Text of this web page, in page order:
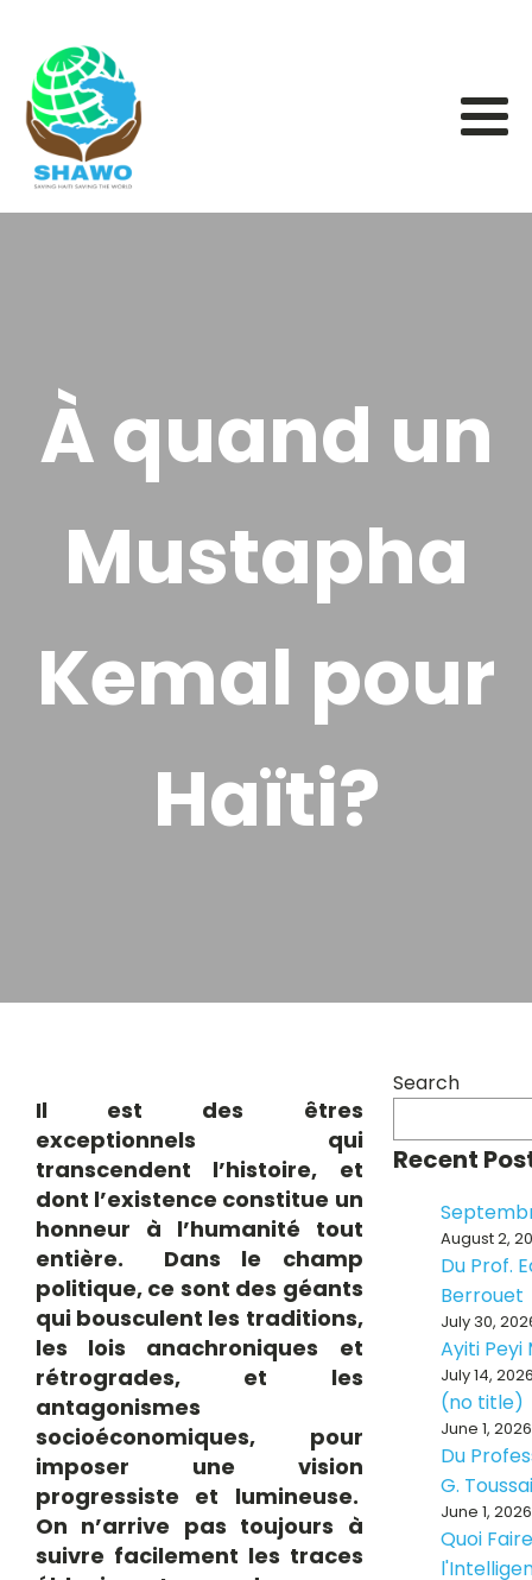
À quand un
Mustapha
Kemal pour
Haïti?
Il est des êtres
exceptionnels qui
transcendent l’histoire, et
dont l’existence constitue un
honneur à l’humanité tout
entière. Dans le champ
politique, ce sont des géants
qui bousculent les traditions,
les lois anachroniques et
rétrogrades, et les
antagonismes
socioéconomiques, pour
imposer une vision
progressiste et lumineuse.
On n’arrive pas toujours à
suivre facilement les traces
Search
Recent
August 2,
Du Prof.
Berrouet
July 30,
Ayiti Peyi
July 14,
(no title)
June 1, 2026
Du
G.
June 1, 2026
Quoi